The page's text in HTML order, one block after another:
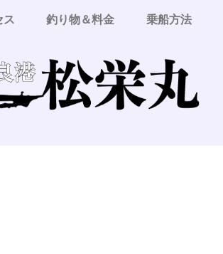
ス 釣り物＆料金 乗船方法